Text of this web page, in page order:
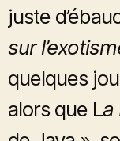
juste
sur
quelques
alors que La